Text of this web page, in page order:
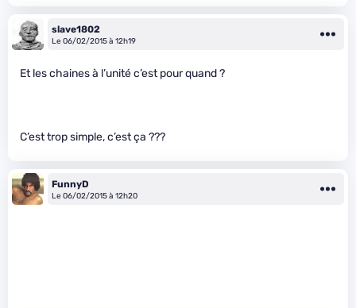
slave1802
Le 06/02/2015 à 12h19
Et les chaines à l’unité c’est pour quand ?
C’est trop simple, c’est ça ???
FunnyD
Le 06/02/2015 à 12h20